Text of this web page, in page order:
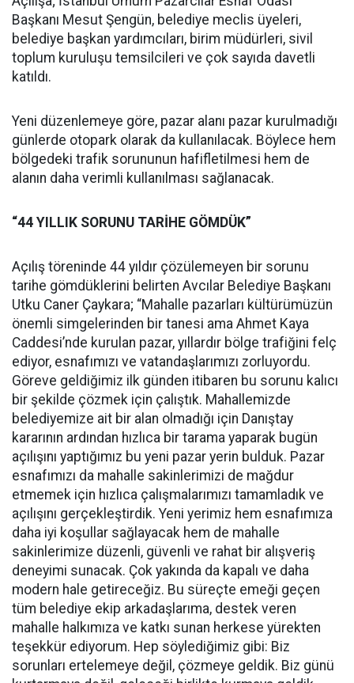
Başkanı Mesut Şengün, belediye meclis üyeleri,
belediye başkan yardımcıları, birim müdürleri, sivil
toplum kuruluşu temsilcileri ve çok sayıda davetli
katıldı.
Yeni düzenlemeye göre, pazar alanı pazar kurulmadığı
günlerde otopark olarak da kullanılacak. Böylece hem
bölgedeki trafik sorununun hafifletilmesi hem de
alanın daha verimli kullanılması sağlanacak.
“44 YILLIK SORUNU TARİHE GÖMDÜK”
Açılış töreninde 44 yıldır çözülemeyen bir sorunu
tarihe gömdüklerini belirten Avcılar Belediye Başkanı
Utku Caner Çaykara; “Mahalle pazarları kültürümüzün
önemli simgelerinden bir tanesi ama Ahmet Kaya
Caddesi’nde kurulan pazar, yıllardır bölge trafiğini felç
ediyor, esnafımızı ve vatandaşlarımızı zorluyordu.
Göreve geldiğimiz ilk günden itibaren bu sorunu kalıcı
bir şekilde çözmek için çalıştık. Mahallemizde
belediyemize ait bir alan olmadığı için Danıştay
kararının ardından hızlıca bir tarama yaparak bugün
açılışını yaptığımız bu yeni pazar yerin bulduk. Pazar
esnafımızı da mahalle sakinlerimizi de mağdur
etmemek için hızlıca çalışmalarımızı tamamladık ve
açılışını gerçekleştirdik. Yeni yerimiz hem esnafımıza
daha iyi koşullar sağlayacak hem de mahalle
sakinlerimize düzenli, güvenli ve rahat bir alışveriş
deneyimi sunacak. Çok yakında da kapalı ve daha
modern hale getireceğiz. Bu süreçte emeği geçen
tüm belediye ekip arkadaşlarıma, destek veren
mahalle halkımıza ve katkı sunan herkese yürekten
teşekkür ediyorum. Hep söylediğimiz gibi: Biz
sorunları ertelemeye değil, çözmeye geldik. Biz günü